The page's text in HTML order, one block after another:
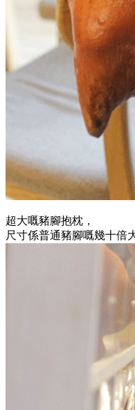
超大嘅豬腳抱枕，
尺寸係普通豬腳嘅幾十倍